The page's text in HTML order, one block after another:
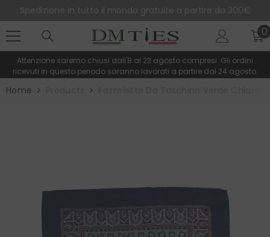
Spedizione in tutto il mondo gratuite a partire da 300€
00
Attenzione saremo chiusi dall'8 al 23 agosto compresi. Gli ordini
ricevuti in questo periodo saranno lavorati a partire dal 24 agosto.
Home